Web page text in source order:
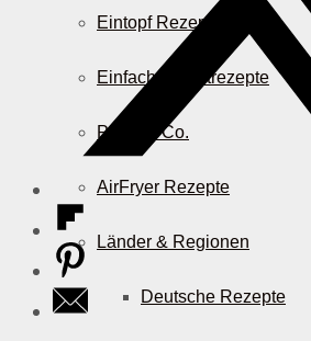
Eintopf Rezepte
Einfache Salatrezepte
Pizza & Co.
AirFryer Rezepte
Länder & Regionen
Deutsche Rezepte